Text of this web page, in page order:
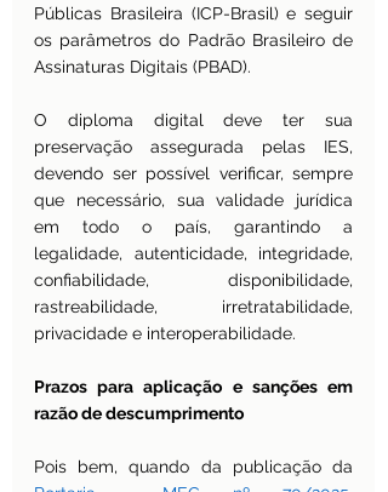
Públicas Brasileira (ICP-Brasil) e seguir
os parâmetros do Padrão Brasileiro de
Assinaturas Digitais (PBAD).
O diploma digital deve ter sua
preservação assegurada pelas IES,
devendo ser possível verificar, sempre
que necessário, sua validade jurídica
em todo o país, garantindo a
legalidade, autenticidade, integridade,
confiabilidade, disponibilidade,
rastreabilidade, irretratabilidade,
privacidade e interoperabilidade.
Prazos para aplicação e sanções em
razão de descumprimento